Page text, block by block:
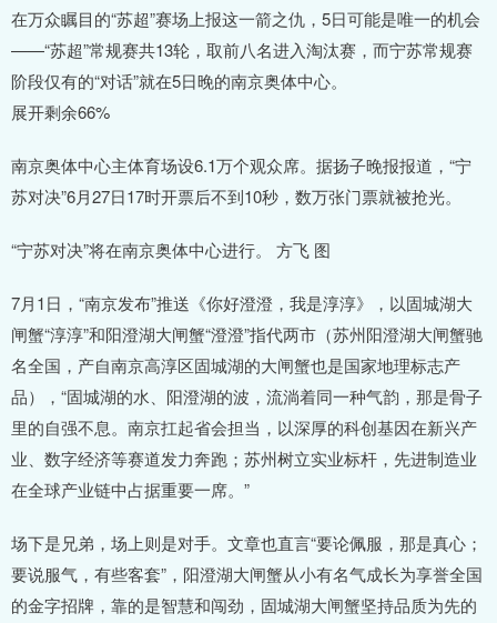
在万众瞩目的“苏超”赛场上报这一箭之仇，5日可能是唯一的机会
——“苏超”常规赛共13轮，取前八名进入淘汰赛，而宁苏常规赛
阶段仅有的“对话”就在5日晚的南京奥体中心。
展开剩余66%
南京奥体中心主体育场设6.1万个观众席。据扬子晚报报道，“宁
苏对决”6月27日17时开票后不到10秒，数万张门票就被抢光。
“宁苏对决”将在南京奥体中心进行。 方飞 图
7月1日，“南京发布”推送《你好澄澄，我是淳淳》，以固城湖大
闸蟹“淳淳”和阳澄湖大闸蟹“澄澄”指代两市（苏州阳澄湖大闸蟹驰
名全国，产自南京高淳区固城湖的大闸蟹也是国家地理标志产
品），“固城湖的水、阳澄湖的波，流淌着同一种气韵，那是骨子
里的自强不息。南京扛起省会担当，以深厚的科创基因在新兴产
业、数字经济等赛道发力奔跑；苏州树立实业标杆，先进制造业
在全球产业链中占据重要一席。”
场下是兄弟，场上则是对手。文章也直言“要论佩服，那是真心；
要说服气，有些客套”，阳澄湖大闸蟹从小有名气成长为享誉全国
的金字招牌，靠的是智慧和闯劲，固城湖大闸蟹坚持品质为先的